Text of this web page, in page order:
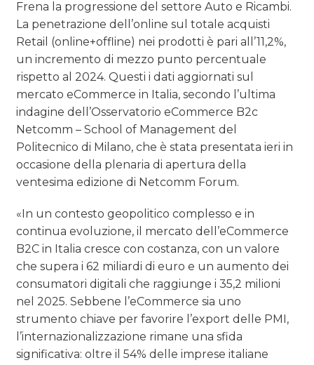
Frena la progressione del settore Auto e Ricambi.
La penetrazione dell’online sul totale acquisti
Retail (online+offline) nei prodotti è pari all’11,2%,
un incremento di mezzo punto percentuale
rispetto al 2024. Questi i dati aggiornati sul
mercato eCommerce in Italia, secondo l’ultima
indagine dell’Osservatorio eCommerce B2c
Netcomm – School of Management del
Politecnico di Milano, che è stata presentata ieri in
occasione della plenaria di apertura della
ventesima edizione di Netcomm Forum.
«In un contesto geopolitico complesso e in
continua evoluzione, il mercato dell’eCommerce
B2C in Italia cresce con costanza, con un valore
che supera i 62 miliardi di euro e un aumento dei
consumatori digitali che raggiunge i 35,2 milioni
nel 2025. Sebbene l’eCommerce sia uno
strumento chiave per favorire l’export delle PMI,
l’internazionalizzazione rimane una sfida
significativa: oltre il 54% delle imprese italiane